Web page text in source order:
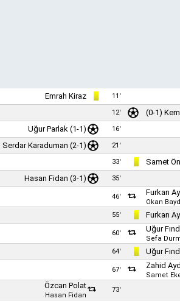
Emrah Kiraz 11'
12' (0-1)
Uğur Parlak (1-1) 16'
Serdar Karaduman (2-1) 21'
33'
Samet
Hasan Fidan (3-1)
35'
46' Furkan
Okan
55'
Furkan
60' Uğur
Sefa
64'
Uğur
67' Zahid
Samet
Özcan Polat
Hasan Fidan
73'